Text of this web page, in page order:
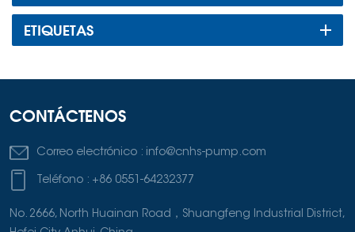
ETIQUETAS
CONTÁCTENOS
Correo electrónico : info@cnhs-pump.com
Teléfono : +86 0551-64232377
No. 2666, North Huainan Road，Shuangfeng Industrial District,